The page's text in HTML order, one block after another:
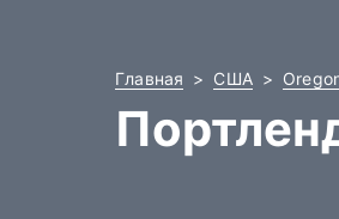
Главная США